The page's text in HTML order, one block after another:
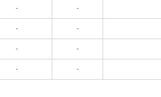
- -
- -
- -
- -